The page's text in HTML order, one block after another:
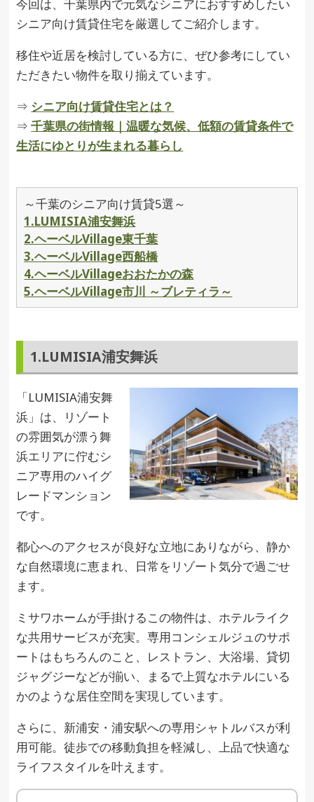
今回は、千葉県内で元気なシニアにおすすめしたい
シニア向け賃貸住宅を厳選してご紹介します。
移住や近居を検討している方に、ぜひ参考にしてい
ただきたい物件を取り揃えています。
⇒ シニア向け賃貸住宅とは？
⇒千葉県の街情報｜温暖な気候、低額の賃貸条件で
生活にゆとりが生まれる暮らし
～千葉のシニア向け賃貸5選～
1.LUMISIA浦安舞浜
2.ヘーベルVillage東千葉
3.ヘーベルVillage西船橋
4.ヘーベルVillageおおたかの森
5.ヘーベルVillage市川 ～ブレティラ～
1.LUMISIA浦安舞浜
「LUMISIA浦安舞
浜」は、リゾート
の雰囲気が漂う舞
浜エリアに佇むシ
ニア専用のハイグ
レードマンション
です。
都心へのアクセスが良好な立地にありながら、静か
な自然環境に恵まれ、日常をリゾート気分で過ごせ
ます。
ミサワホームが手掛けるこの物件は、ホテルライク
な共用サービスが充実。専用コンシェルジュのサポ
ートはもちろんのこと、レストラン、大浴場、貸切
ジャグジーなどが揃い、まるで上質なホテルにいる
かのような居住空間を実現しています。
さらに、新浦安・浦安駅への専用シャトルバスが利
用可能。徒歩での移動負担を軽減し、上品で快適な
ライフスタイルを叶えます。